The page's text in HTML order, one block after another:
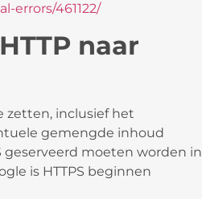
errors/461122/
naar
zetten, inclusief het
gemengde inhoud
geserveerd moeten worden in
is HTTPS beginnen